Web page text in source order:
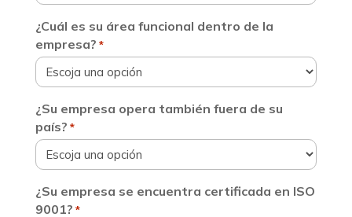
¿Cuál es su área funcional dentro de la
empresa? *
¿Su empresa opera también fuera de su
país? *
¿Su empresa se encuentra certificada en ISO
9001? *